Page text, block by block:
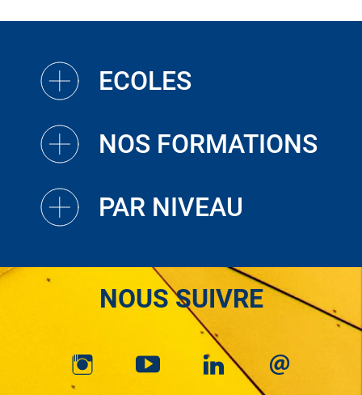
ECOLES
NOS FORMATIONS
PAR NIVEAU
NOUS SUIVRE